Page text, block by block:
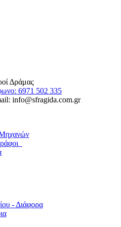
Δράμας
6971 502 335
info@sfragida.com.gr
- Διάφορα